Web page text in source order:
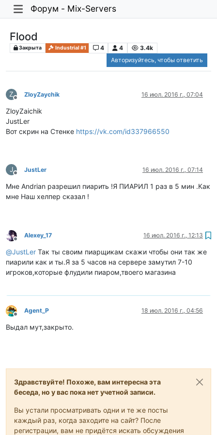
Форум - Mix-Servers
Flood
Закрыта Industrial #1 4 4
3.4k
Авторизуйтесь, чтобы ответить
Z
Не в сети
ZloyZaychik 16 июл. 2016 г., 07:04
ZloyZaichik
JustLer
Вот скрин на Стенке https://vk.com/id337966550
J
Не в сети
JustLer 16 июл. 2016 г., 07:14
Мне Andrian разрешил пиарить !Я ПИАРИЛ 1 раз в 5 мин .Как
мне Наш хелпер сказал !
Не в сети
Alexey_17 16 июл. 2016 г., 12:13
@JustLer Так ты своим пиарщикам скажи чтобы они так же
пиарили как и ты.Я за 5 часов на сервере замутил 7-10
игроков,которые флудили пиаром,твоего магазина
Не в сети
Agent_P 18 июл. 2016 г., 04:56
Выдал мут,закрыто.
Здравствуйте! Похоже, вам интересна эта
беседа, но у вас пока нет учетной записи.
Вы устали просматривать одни и те же посты
каждый раз, когда заходите на сайт? После
регистрации, вам не придётся искать обсуждения